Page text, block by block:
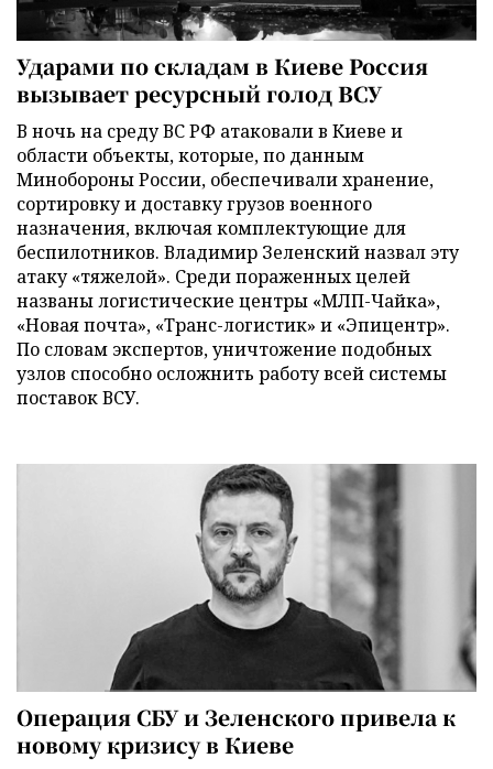
Ударами по складам в Киеве Россия
вызывает ресурсный голод ВСУ
В ночь на среду ВС РФ атаковали в Киеве и
области объекты, которые, по данным
Минобороны России, обеспечивали хранение,
сортировку и доставку грузов военного
назначения, включая комплектующие для
беспилотников. Владимир Зеленский назвал эту
атаку «тяжелой». Среди пораженных целей
названы логистические центры «МЛП-Чайка»,
«Новая почта», «Транс-логистик» и «Эпицентр».
По словам экспертов, уничтожение подобных
узлов способно осложнить работу всей системы
поставок ВСУ.
Операция СБУ и Зеленского привела к
новому кризису в Киеве